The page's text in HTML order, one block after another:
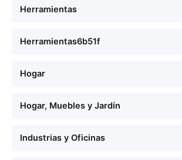
Herramientas
Herramientas6b51f
Hogar
Hogar, Muebles y Jardín
Industrias y Oficinas